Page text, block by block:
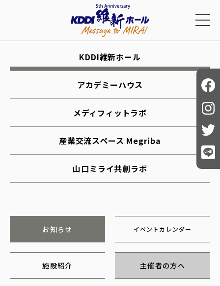
KDDI維新ホール
アカデミーハウス
メディフィットラボ
産業交流スペース Megriba
山口ミライ共創ラボ
お知らせ イベントカレンダー
施設紹介 主催者の方へ